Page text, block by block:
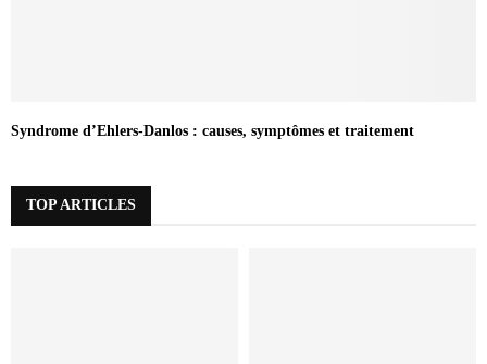
Syndrome d’Ehlers-Danlos : causes, symptômes et traitement
TOP ARTICLES